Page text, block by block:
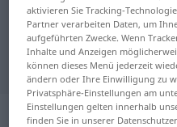
"übergeben"
Übersetzung
„übergeben“
aktivieren Sie Tracking-
Partner verarbeiten Daten, um
aufgeführten Zwecke. Wenn
Inhalte und Anzeigen
können dieses Menü jederzeit
ändern oder Ihre Einwilligung zu
Privatsphäre-Einstellungen am
Einstellungen gelten innerhalb
finden Sie in unserer